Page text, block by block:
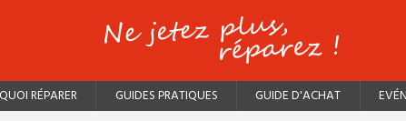
RÉPARER GUIDES PRATIQUES GUIDE D'ACHAT